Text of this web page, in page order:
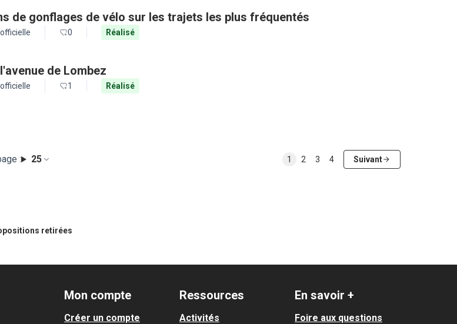
de gonflages de vélo sur les trajets les plus fréquentés
0 Réalisé
de Lombez
1 Réalisé
: 25 1 2 3 4 Suivant
retirées
Mon compte
Créer un compte
Ressources
Activités
En savoir +
Foire aux questions